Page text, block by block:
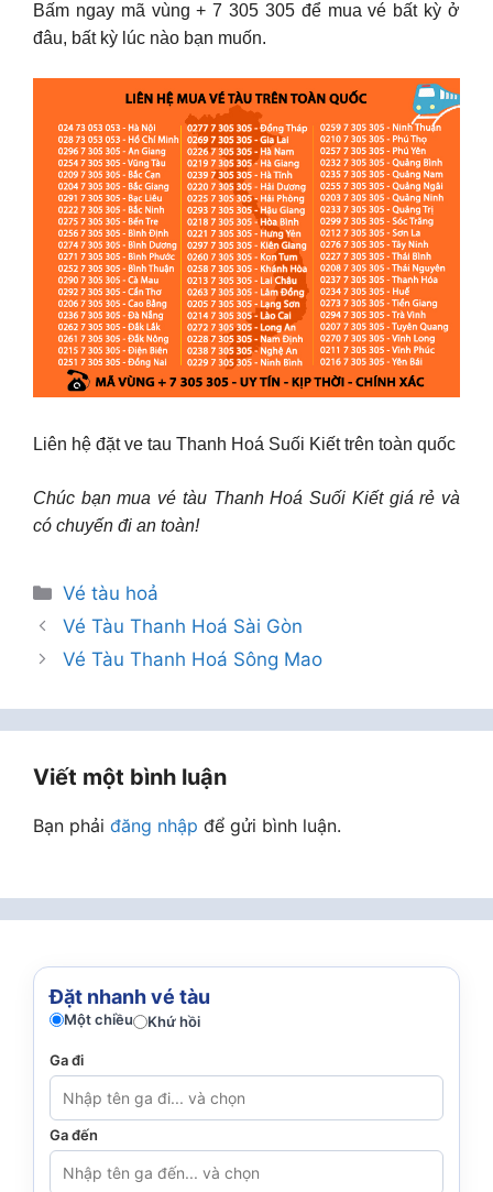
Bấm ngay mã vùng + 7 305 305 để mua vé bất kỳ ở
đâu, bất kỳ lúc nào bạn muốn.
Liên hệ đặt ve tau Thanh Hoá Suối Kiết trên toàn quốc
Chúc bạn mua vé tàu Thanh Hoá Suối Kiết giá rẻ và
có chuyến đi an toàn!
Danh
mục
Vé tàu hoả
Vé Tàu Thanh Hoá Sài Gòn
Vé Tàu Thanh Hoá Sông Mao
Viết một bình luận
Bạn phải đăng nhập để gửi bình luận.
Đặt nhanh vé tàu
Một chiều Khứ hồi
Ga đi
Ga đến